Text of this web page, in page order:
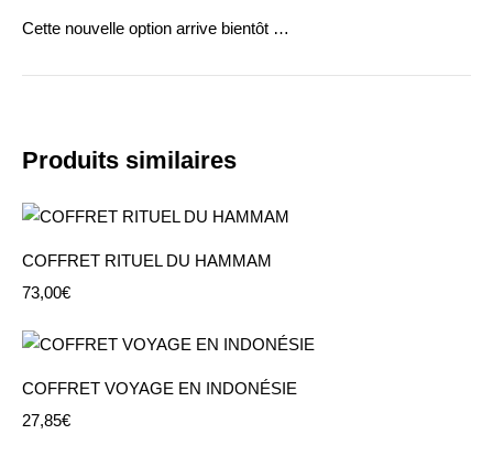
Cette nouvelle option arrive bientôt …
Produits similaires
COFFRET RITUEL DU HAMMAM
73,00€
COFFRET VOYAGE EN INDONÉSIE
27,85€